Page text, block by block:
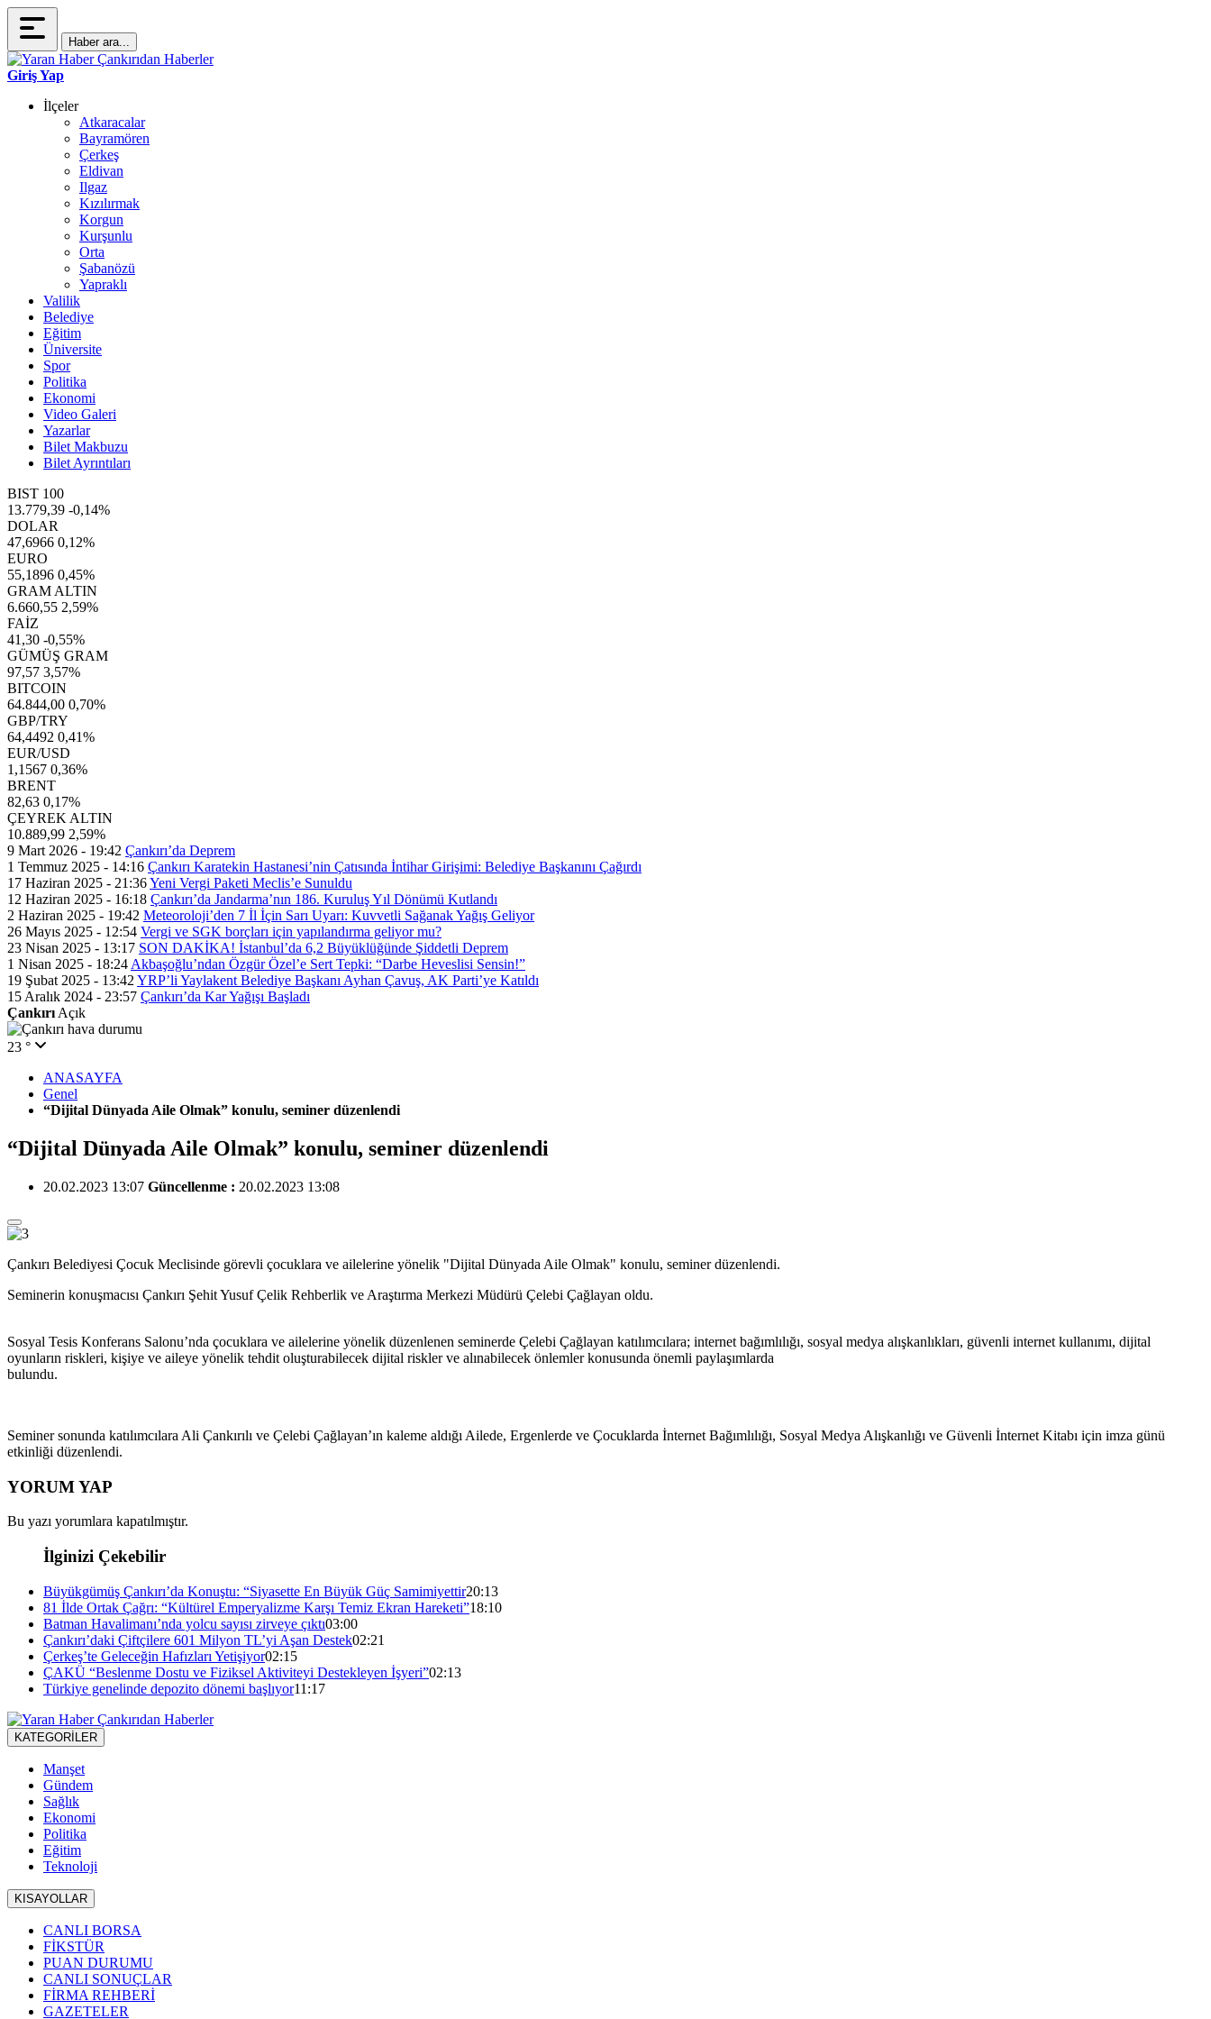
Haber ara...
Giriş Yap
İlçeler
Atkaracalar
Bayramören
Çerkeş
Eldivan
Ilgaz
Kızılırmak
Korgun
Kurşunlu
Orta
Şabanözü
Yapraklı
Valilik
Belediye
Eğitim
Üniversite
Spor
Politika
Ekonomi
Video Galeri
Yazarlar
Bilet Makbuzu
Bilet Ayrıntıları
BIST 100
13.779,39 -0,14%
DOLAR
47,6966 0,12%
EURO
55,1896 0,45%
GRAM ALTIN
6.660,55 2,59%
FAİZ
41,30 -0,55%
GÜMÜŞ GRAM
97,57 3,57%
BITCOIN
64.844,00 0,70%
GBP/TRY
64,4492 0,41%
EUR/USD
1,1567 0,36%
BRENT
82,63 0,17%
ÇEYREK ALTIN
10.889,99 2,59%
9 Mart 2026 - 19:42 Çankırı’da Deprem
1 Temmuz 2025 - 14:16 Çankırı Karatekin Hastanesi’nin Çatısında İntihar Girişimi: Belediye Başkanını Çağırdı
17 Haziran 2025 - 21:36Yeni Vergi Paketi Meclis’e Sunuldu
12 Haziran 2025 - 16:18 Çankırı’da Jandarma’nın 186. Kuruluş Yıl Dönümü Kutlandı
2 Haziran 2025 - 19:42 Meteoroloji’den 7 İl İçin Sarı Uyarı: Kuvvetli Sağanak Yağış Geliyor
26 Mayıs 2025 - 12:54 Vergi ve SGK borçları için yapılandırma geliyor mu?
23 Nisan 2025 - 13:17 SON DAKİKA! İstanbul’da 6,2 Büyüklüğünde Şiddetli Deprem
1 Nisan 2025 - 18:24 Akbaşoğlu’ndan Özgür Özel’e Sert Tepki: “Darbe Heveslisi Sensin!”
19 Şubat 2025 - 13:42 YRP’li Yaylakent Belediye Başkanı Ayhan Çavuş, AK Parti’ye Katıldı
15 Aralık 2024 - 23:57 Çankırı’da Kar Yağışı Başladı
Çankırı Açık
23 °
ANASAYFA
Genel
“Dijital Dünyada Aile Olmak” konulu, seminer düzenlendi
“Dijital Dünyada Aile Olmak” konulu, seminer düzenlendi
20.02.2023 13:07 Güncellenme : 20.02.2023 13:08
Çankırı Belediyesi Çocuk Meclisinde görevli çocuklara ve ailelerine yönelik "Dijital Dünyada Aile Olmak" konulu, seminer düzenlendi.
Seminerin konuşmacısı Çankırı Şehit Yusuf Çelik Rehberlik ve Araştırma Merkezi Müdürü Çelebi Çağlayan oldu.
Sosyal Tesis Konferans Salonu’nda çocuklara ve ailelerine yönelik düzenlenen seminerde Çelebi Çağlayan katılımcılara; internet bağımlılığı, sosyal medya alışkanlıkları, güvenli internet kullanımı, dijital
oyunların riskleri, kişiye ve aileye yönelik tehdit oluşturabilecek dijital riskler ve alınabilecek önlemler konusunda önemli paylaşımlarda
bulundu.
Seminer sonunda katılımcılara Ali Çankırılı ve Çelebi Çağlayan’ın kaleme aldığı Ailede, Ergenlerde ve Çocuklarda İnternet Bağımlılığı, Sosyal Medya Alışkanlığı ve Güvenli İnternet Kitabı için imza günü
etkinliği düzenlendi.
YORUM YAP
Bu yazı yorumlara kapatılmıştır.
İlginizi Çekebilir
Büyükgümüş Çankırı’da Konuştu: “Siyasette En Büyük Güç Samimiyettir20:13
81 İlde Ortak Çağrı: “Kültürel Emperyalizme Karşı Temiz Ekran Hareketi”18:10
Batman Havalimanı’nda yolcu sayısı zirveye çıktı03:00
Çankırı’daki Çiftçilere 601 Milyon TL’yi Aşan Destek02:21
Çerkeş’te Geleceğin Hafızları Yetişiyor02:15
ÇAKÜ “Beslenme Dostu ve Fiziksel Aktiviteyi Destekleyen İşyeri”02:13
Türkiye genelinde depozito dönemi başlıyor11:17
KATEGORİLER
Manşet
Gündem
Sağlık
Ekonomi
Politika
Eğitim
Teknoloji
KISAYOLLAR
CANLI BORSA
FİKSTÜR
PUAN DURUMU
CANLI SONUÇLAR
FİRMA REHBERİ
GAZETELER